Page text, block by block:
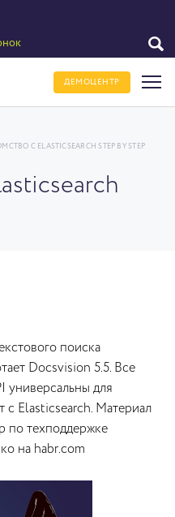
ДЕМОЦЕНТР
С ELASTICSEARCH STEP BY STEP
поиска
Docsvision 5.5. Все
универсальны для
Elasticsearch. Материал
по техподдержке
на habr.com